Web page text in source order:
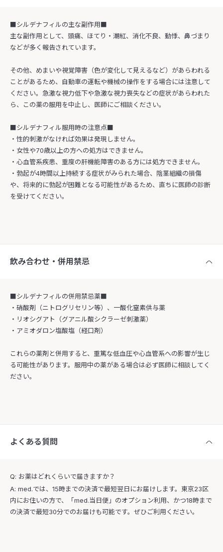
■シルデナフィルの主な副作用■
主な副作用として、頭痛、ほてり・潮紅、消化不良、動悸、鼻づまり
などが多く報告されています。
その他、めまいや視覚障害（色が変化して見えるなど）があらわれる
ことがあるため、自動車の運転や機械の操作をする場合には注意して
ください。急激な視力低下や急激な視力喪失などの症状があらわれた
ら、この薬の服用を中止し、医師にご相談ください。
■シルデナフィル服用時の注意点■
・性的刺激がなければ効果は発現しません。
・女性や70歳以上の方への処方はできません。
・心血管系疾患、重度の肝機能障害のある方には処方できません。
・勃起が4時間以上持続する症状がみられた場合、陰茎組織の損傷
や、将来的に勃起が困難となる可能性があるため、直ちに医師の診断
を受けてください。
飲み合わせ・併用禁忌
■シルデナフィルの併用禁忌薬■
・硝酸剤（ニトログリセリン等）、一酸化窒素供与薬
・リオシグアト（グアニル酸シクラーゼ刺激薬）
・アミオダロン塩酸塩（経口剤）
これらの薬剤と併用すると、重篤な低血圧や心血管系への影響が生じ
る可能性があります。服用中の薬がある場合は必ず医師に相談してく
ださい。
よくある質問
Q: お薬はどれくらいで届きますか？
A: med.では、15時までの決済で最短翌日にお届けします。東京23区
内にお住いの方で、「med.当日便」のオプション利用、かつ18時まで
の決済で最短30分でのお届けも可能です。ぜひご利用ください。